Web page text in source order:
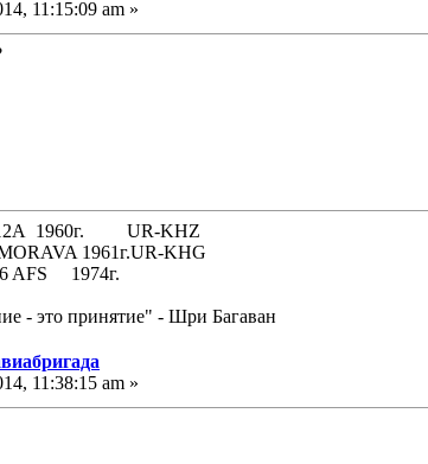
11:15:09 am »
12А 1960г. UR-KHZ
1961г.UR-KHG
1974г.
- это принятие" - Шри Багаван
11:38:15 am »